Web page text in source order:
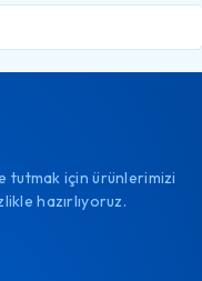
tutmak için ürünlerimizi
hazırlıyoruz.